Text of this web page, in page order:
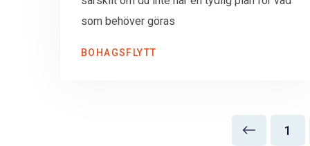
som behöver göras
BOHAGSFLYTT
1